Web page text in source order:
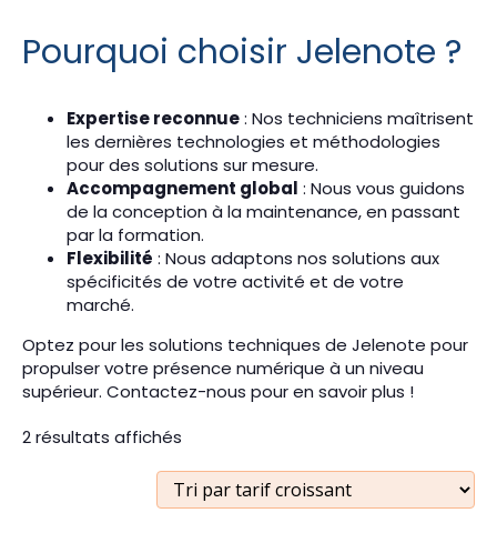
Pourquoi choisir Jelenote ?
Expertise reconnue: Nos techniciens maîtrisent
les dernières technologies et méthodologies
pour des solutions sur mesure.
Accompagnement global : Nous vous guidons
de la conception à la maintenance, en passant
par la formation.
Flexibilité : Nous adaptons nos solutions aux
spécificités de votre activité et de votre
marché.
Optez pour les solutions techniques de Jelenote pour
propulser votre présence numérique à un niveau
supérieur. Contactez-nous pour en savoir plus !
2 résultats affichés
prix
croissant